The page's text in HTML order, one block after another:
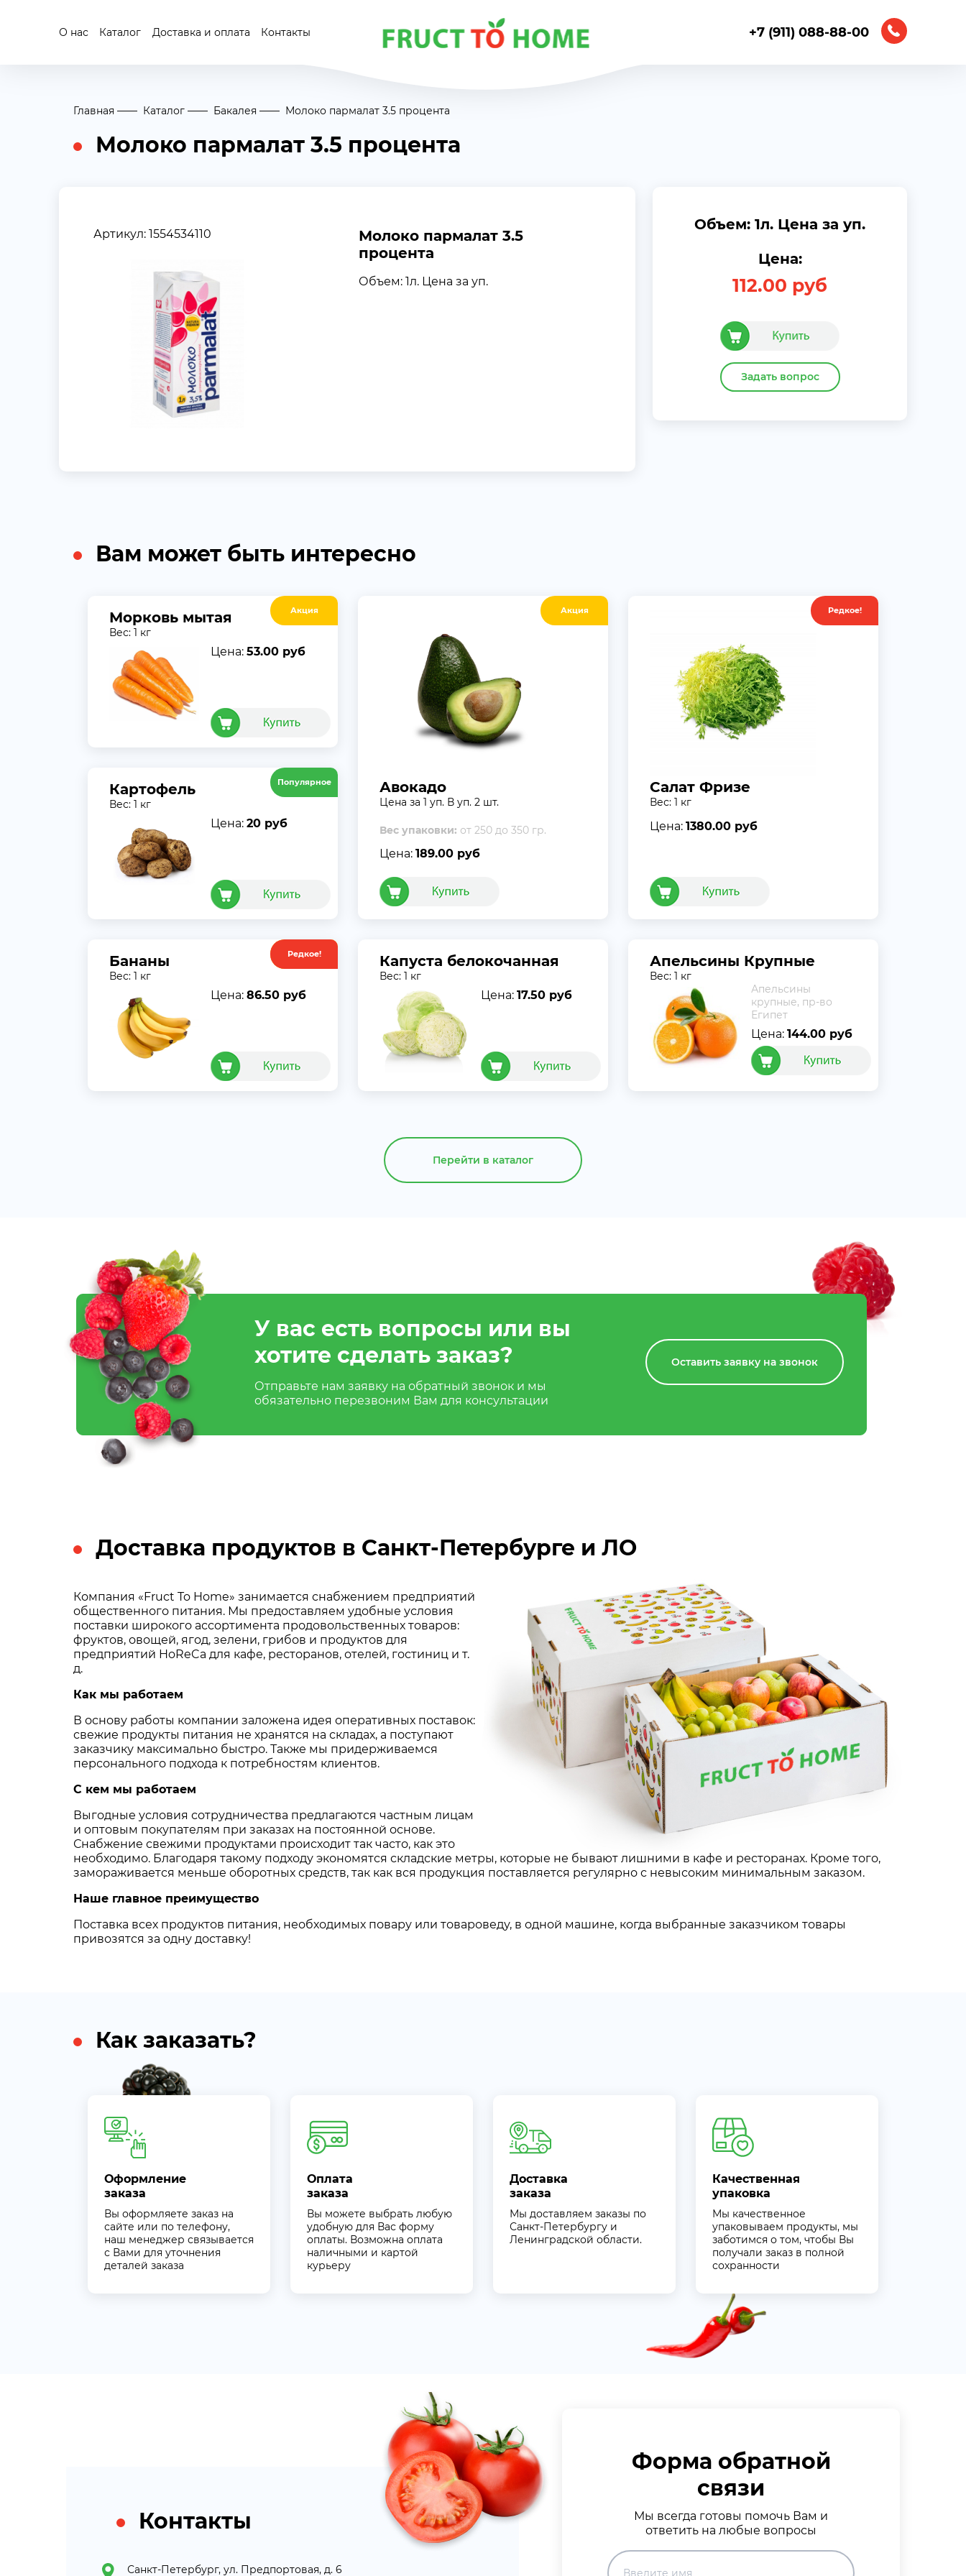
О нас Каталог Доставка и оплата Контакты +7 (911) 088-88-00
Главная Каталог Бакалея Молоко пармалат 3.5 процента
Молоко пармалат 3.5 процента
Артикул: 1554534110
Молоко пармалат 3.5
процента
Объем: 1л. Цена за уп.
Объем: 1л. Цена за уп.
Цена:
112.00 руб
Задать вопрос
Вам может быть интересно
Акция
Морковь мытая
Вес: 1 кг
Цена: 53.00 руб
Акция
Авокадо
Цена за 1 уп. В уп. 2 шт.
Вес упаковки: от 250 до 350 гр.
Цена: 189.00 руб
Редкое!
Салат Фризе
Вес: 1 кг
Цена: 1380.00 руб
Популярное
Картофель
Вес: 1 кг
Цена: 20 руб
Акция
Редкое!
Бананы
Вес: 1 кг
Цена: 86.50 руб
Капуста белокочанная
Вес: 1 кг
Цена: 17.50 руб
Апельсины Крупные
Вес: 1 кг
Апельсины
крупные, пр-во
Египет
Цена: 144.00 руб
Перейти в каталог
У вас есть вопросы или вы
хотите сделать заказ?
Отправьте нам заявку на обратный звонок и мы
обязательно перезвоним Вам для консультации
Оставить заявку на звонок
Доставка продуктов в Санкт-Петербурге и ЛО
Компания «Fruct To Home» занимается снабжением предприятий
общественного питания. Мы предоставляем удобные условия
поставки широкого ассортимента продовольственных товаров:
фруктов, овощей, ягод, зелени, грибов и продуктов для
предприятий HoReCa для кафе, ресторанов, отелей, гостиниц и т.
д.
Как мы работаем
В основу работы компании заложена идея оперативных поставок:
свежие продукты питания не хранятся на складах, а поступают
заказчику максимально быстро. Также мы придерживаемся
персонального подхода к потребностям клиентов.
С кем мы работаем
Выгодные условия сотрудничества предлагаются частным лицам
и оптовым покупателям при заказах на постоянной основе.
Снабжение свежими продуктами происходит так часто, как это
необходимо. Благодаря такому подходу экономятся складские метры, которые не бывают лишними в кафе и ресторанах. Кроме того,
замораживается меньше оборотных средств, так как вся продукция поставляется регулярно с невысоким минимальным заказом.
Наше главное преимущество
Поставка всех продуктов питания, необходимых повару или товароведу, в одной машине, когда выбранные заказчиком товары
привозятся за одну доставку!
Как заказать?
Оформление
заказа
Вы оформляете заказ на
сайте или по телефону,
наш менеджер связывается
с Вами для уточнения
деталей заказа
Оплата
заказа
Вы можете выбрать любую
удобную для Вас форму
оплаты. Возможна оплата
наличными и картой
курьеру
Доставка
заказа
Мы доставляем заказы по
Санкт-Петербургу и
Ленинградской области.
Качественная
упаковка
Мы качественное
упаковываем продукты, мы
заботимся о том, чтобы Вы
получали заказ в полной
сохранности
Контакты
Санкт-Петербург, ул. Предпортовая, д. 6
Форма обратной
связи
Мы всегда готовы помочь Вам и
ответить на любые вопросы